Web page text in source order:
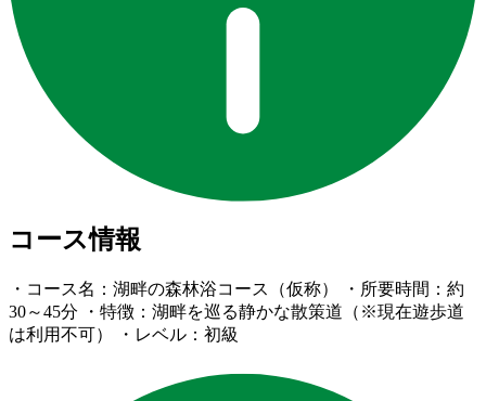
コース情報
・コース名：湖畔の森林浴コース（仮称） ・所要時間：約
30～45分 ・特徴：湖畔を巡る静かな散策道（※現在遊歩道
は利用不可） ・レベル：初級